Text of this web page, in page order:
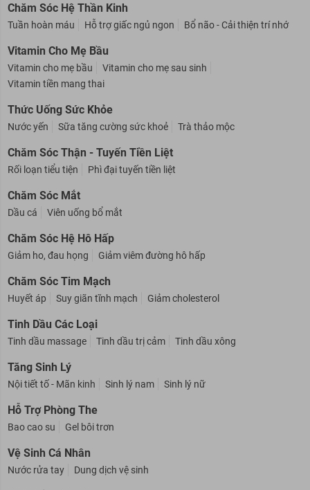
Chăm Sóc Hệ Thần Kinh
Tuần hoàn máu Hỗ trợ giấc ngủ ngon Bổ não - Cải thiện trí nhớ
Vitamin Cho Mẹ Bầu
Vitamin cho mẹ bầu
Vitamin cho mẹ sau sinh
Vitamin tiền mang thai
Thức Uống Sức Khỏe
Nước yến Sữa tăng cường sức khoẻ Trà thảo mộc
Chăm Sóc Thận - Tuyến Tiền Liệt
Rối loạn tiểu tiện Phì đại tuyến tiền liệt
Chăm Sóc Mắt
Dầu cá Viên uống bổ mắt
Chăm Sóc Hệ Hô Hấp
Giảm ho, đau họng Giảm viêm đường hô hấp
Chăm Sóc Tim Mạch
Huyết áp Suy giãn tĩnh mạch Giảm cholesterol
Tinh Dầu Các Loại
Tinh dầu massage Tinh dầu trị cảm Tinh dầu xông
Tăng Sinh Lý
Nội tiết tố - Mãn kinh Sinh lý nam Sinh lý nữ
Hỗ Trợ Phòng The
Bao cao su Gel bôi trơn
Vệ Sinh Cá Nhân
Nước rửa tay Dung dịch vệ sinh